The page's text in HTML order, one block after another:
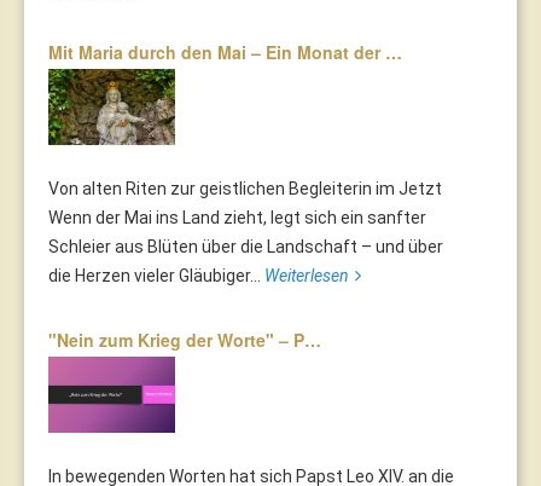
Mit Maria durch den Mai – Ein Monat der …
Von alten Riten zur geistlichen Begleiterin im Jetzt
Wenn der Mai ins Land zieht, legt sich ein sanfter
Schleier aus Blüten über die Landschaft – und über
die Herzen vieler Gläubiger... Weiterlesen
"Nein zum Krieg der Worte" – P…
In bewegenden Worten hat sich Papst Leo XIV. an die